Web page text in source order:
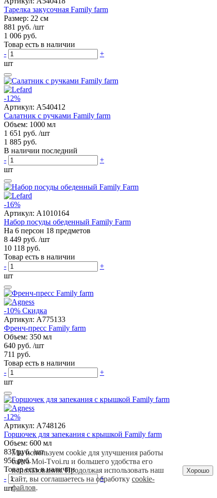
Тарелка закусочная Family farm
Размер: 22 см
881 руб. /шт
1 006 руб.
Товар есть в наличии
-
+
шт
-12%
Артикул: A540412
Салатник с ручками Family farm
Объем: 1000 мл
1 651 руб. /шт
1 885 руб.
В наличии последний
-
+
шт
-16%
Артикул: A1010164
Набор посуды обеденный Family Farm
На 6 персон 18 предметов
8 449 руб. /шт
10 118 руб.
Товар есть в наличии
-
+
шт
-10% Скидка
Артикул: A775133
Френч-пресс Family farm
Объем: 350 мл
640 руб. /шт
711 руб.
Товар есть в наличии
-
+
шт
-12%
Артикул: A748126
Горшочек для запекания с крышкой Family farm
Объем: 600 мл
837 руб. /шт
956 руб.
Товар есть в наличии
-
+
шт
Мы используем cookie для улучшения работы
сайта Moi-Tvoi.ru и большего удобства его
использования. Продолжая использовать наш
сайт, вы соглашаетесь на обработкуcookie-
файлов.
Хорошо